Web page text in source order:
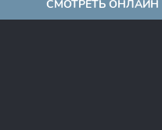
СМОТРЕТЬ ОНЛАЙН